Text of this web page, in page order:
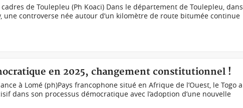
de Toulepleu (Ph Koaci) Dans le département de Toulepleu, dans
une controverse née autour d’un kilomètre de route bitumée continue
en 2025, changement constitutionnel !
à Lomé (ph)Pays francophone situé en Afrique de l’Ouest, le Togo a
dans son processus démocratique avec l’adoption d’une nouvelle